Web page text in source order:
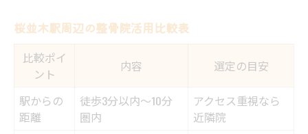
慢性腰痛に強い整骨院の選び方
保険利用が可能な整骨院の見極め方
整骨院で保険適用される条件一覧
腰痛時の整骨院と整体院の違いを解説
桜並木駅周辺の整骨院活用比較表
比較ポイ
ント
内容 選定の目安
駅からの
距離
徒歩3分以内〜10分
圏内
アクセス重視なら
近隣院